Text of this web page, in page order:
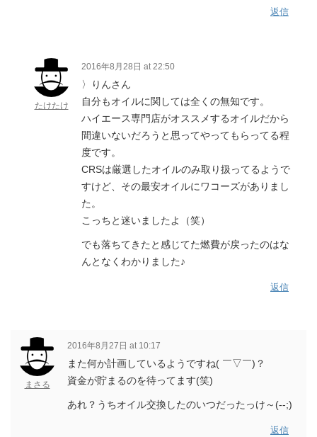
返信
たけたけ
2016年8月28日 at 22:50
〉りんさん
自分もオイルに関しては全くの無知です。
ハイエース専門店がオススメするオイルだから
間違いないだろうと思ってやってもらってる程
度です。
CRSは厳選したオイルのみ取り扱ってるようで
すけど、その最安オイルにワコーズがありまし
た。
こっちと迷いましたよ（笑）
でも落ちてきたと感じてた燃費が戻ったのはな
んとなくわかりました♪
返信
まさる
2016年8月27日 at 10:17
また何か計画しているようですね( ￣▽￣)？
資金が貯まるのを待ってます(笑)
あれ？うちオイル交換したのいつだったっけ～(--;)
返信